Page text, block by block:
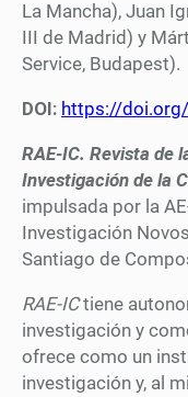
La Mancha), Juan
III de Madrid) y
Service, Budapest).
DOI: https://
RAE-IC. Revista de
Investigación de la
impulsada por la
Investigación
Santiago de
RAE-ICtiene
investigación y
ofrece como un
investigación y, al